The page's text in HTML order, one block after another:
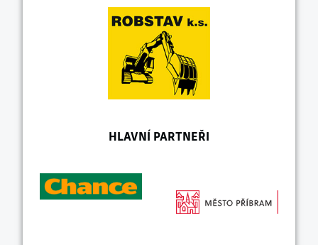
HLAVNÍ PARTNEŘI